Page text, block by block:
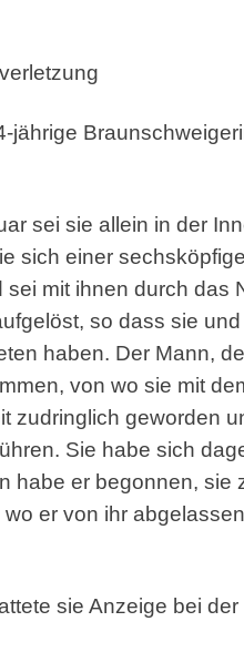
jährige
sei sie allein in der
sich einer
mit ihnen durch das
so dass sie
haben. Der Mann,
von wo sie mit
zudringlich geworden
Sie habe sich
habe er begonnen, sie
er von ihr
sie Anzeige bei der